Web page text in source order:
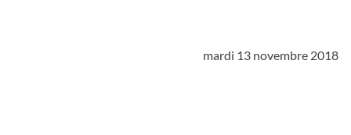
mardi 13 novembre 2018